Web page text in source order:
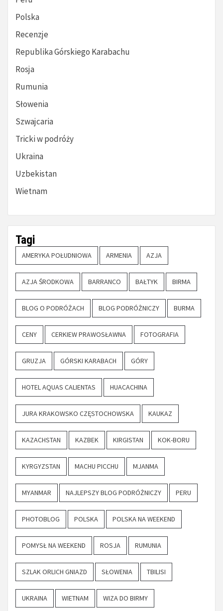
Polska
Recenzje
Republika Górskiego Karabachu
Rosja
Rumunia
Słowenia
Szwajcaria
Tricki w podróży
Ukraina
Uzbekistan
Wietnam
Tagi
AMERYKA POŁUDNIOWA ARMENIA AZJA
AZJA ŚRODKOWA BARRANCO BAŁTYK BIRMA
BLOG O PODRÓŻACH BLOG PODRÓŻNICZY BURMA
CENY CERKIEW PRAWOSŁAWNA FOTOGRAFIA
GRUZJA GÓRSKI KARABACH GÓRY
HOTEL AQUAS CALIENTAS HUACACHINA
JURA KRAKOWSKO CZĘSTOCHOWSKA KAUKAZ
KAZACHSTAN KAZBEK KIRGISTAN KOK-BORU
KYRGYZSTAN MACHU PICCHU MJANMA
MYANMAR NAJLEPSZY BLOG PODRÓŻNICZY PERU
PHOTOBLOG POLSKA POLSKA NA WEEKEND
POMYSŁ NA WEEKEND ROSJA RUMUNIA
SZLAK ORLICH GNIAZD SŁOWENIA TBILISI
UKRAINA WIETNAM WIZA DO BIRMY